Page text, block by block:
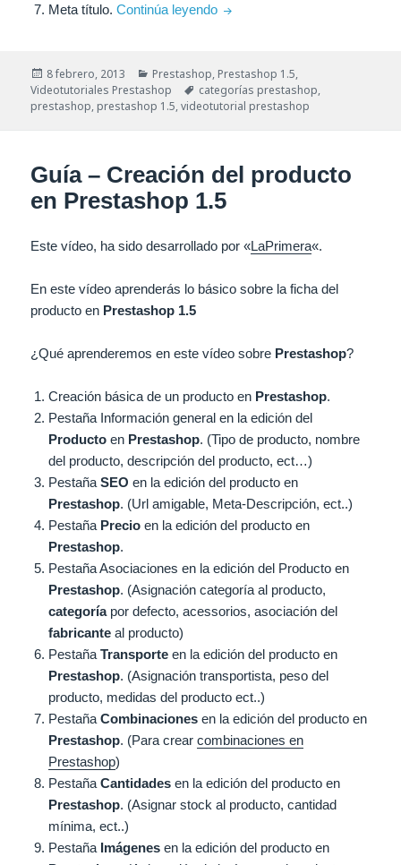
Meta título.Continúa leyendo Guía – Creación de
Publicado
el
8 febrero, 2013 Categorías
Prestashop, Prestashop 1.5,
Videotutoriales Prestashop
Etiquetas
categorías prestashop,
prestashop, prestashop 1.5,videotutorial prestashop
Guía – Creación del producto
en Prestashop 1.5
Este vídeo, ha sido desarrollado por «LaPrimera«.
En este vídeo aprenderás lo básico sobre la ficha del
producto en Prestashop 1.5
¿Qué aprenderemos en este vídeo sobre Prestashop?
Creación básica de un producto en Prestashop.
Pestaña Información general en la edición del
Producto en Prestashop. (Tipo de producto, nombre
del producto, descripción del producto, ect…)
PestañaSEO en la edición del producto en
Prestashop. (Url amigable, Meta-Descripción, ect..)
Pestaña Precio en la edición del producto en
Prestashop.
Pestaña Asociaciones en la edición del Producto en
Prestashop. (Asignación categoría al producto,
categoríapor defecto, acessorios, asociación del
fabricante al producto)
PestañaTransporte en la edición del producto en
Prestashop. (Asignación transportista, peso del
producto, medidas del producto ect..)
PestañaCombinaciones en la edición del producto en
Prestashop. (Para crearcombinaciones en
Prestashop)
PestañaCantidades en la edición del producto en
Prestashop. (Asignar stock al producto, cantidad
mínima, ect..)
Pestaña Imágenes en la edición del producto en